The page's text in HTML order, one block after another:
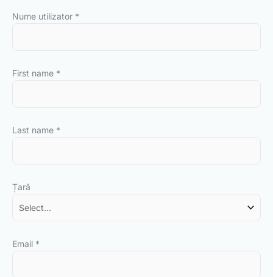
Nume utilizator *
First name *
Last name *
Țară
Email *